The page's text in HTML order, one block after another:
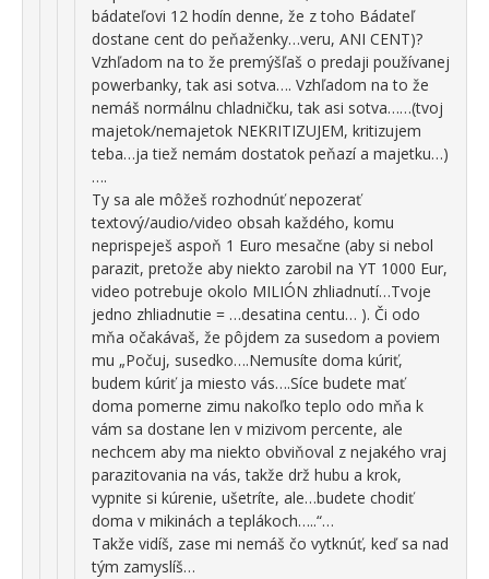
bádateľovi 12 hodín denne, že z toho Bádateľ
dostane cent do peňaženky…veru, ANI CENT)?
Vzhľadom na to že premýšľaš o predaji používanej
powerbanky, tak asi sotva…. Vzhľadom na to že
nemáš normálnu chladničku, tak asi sotva……(tvoj
majetok/nemajetok NEKRITIZUJEM, kritizujem
teba…ja tiež nemám dostatok peňazí a majetku…)
….
Ty sa ale môžeš rozhodnúť nepozerať
textový/audio/video obsah každého, komu
neprispeješ aspoň 1 Euro mesačne (aby si nebol
parazit, pretože aby niekto zarobil na YT 1000 Eur,
video potrebuje okolo MILIÓN zhliadnutí…Tvoje
jedno zhliadnutie = …desatina centu… ). Či odo
mňa očakávaš, že pôjdem za susedom a poviem
mu „Počuj, susedko….Nemusíte doma kúriť,
budem kúriť ja miesto vás….Síce budete mať
doma pomerne zimu nakoľko teplo odo mňa k
vám sa dostane len v mizivom percente, ale
nechcem aby ma niekto obviňoval z nejakého vraj
parazitovania na vás, takže drž hubu a krok,
vypnite si kúrenie, ušetríte, ale…budete chodiť
doma v mikinách a teplákoch…..“…
Takže vidíš, zase mi nemáš čo vytknúť, keď sa nad
tým zamyslíš…